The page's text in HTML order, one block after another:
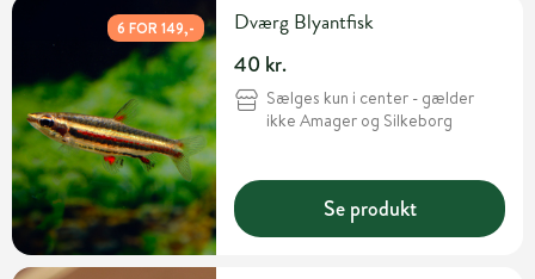
6 FOR 149,- Dværg Blyantfisk
40 kr.
Sælges kun i center - gælder
ikke Amager og Silkeborg
Se produkt